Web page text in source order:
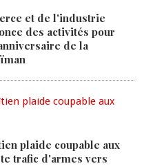
et de l'industrie
des activités pour
de la
plaide coupable aux
trafic d'armes vers